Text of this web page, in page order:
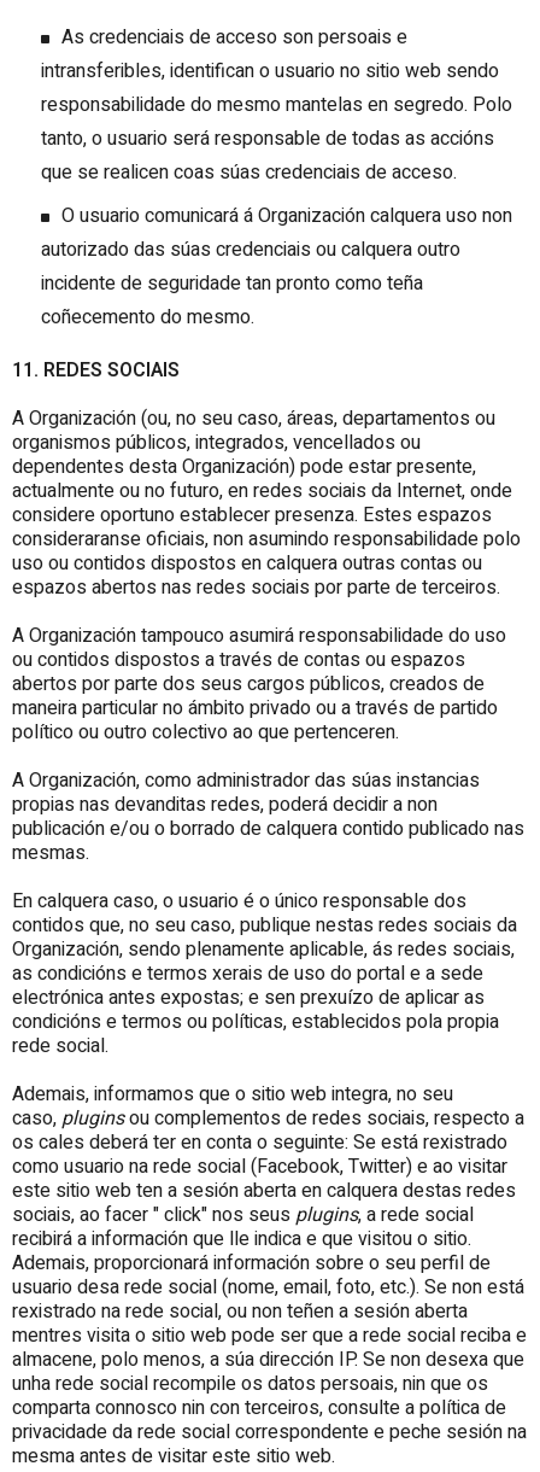
As credenciais de acceso son persoais e
intransferibles, identifican o usuario no sitio web sendo
responsabilidade do mesmo mantelas en segredo. Polo
tanto, o usuario será responsable de todas as accións
que se realicen coas súas credenciais de acceso.
O usuario comunicará á Organización calquera uso non
autorizado das súas credenciais ou calquera outro
incidente de seguridade tan pronto como teña
coñecemento do mesmo.
11. REDES SOCIAIS
A Organización (ou, no seu caso, áreas, departamentos ou
organismos públicos, integrados, vencellados ou
dependentes desta Organización) pode estar presente,
actualmente ou no futuro, en redes sociais da Internet, onde
considere oportuno establecer presenza. Estes espazos
consideraranse oficiais, non asumindo responsabilidade polo
uso ou contidos dispostos en calquera outras contas ou
espazos abertos nas redes sociais por parte de terceiros.
A Organización tampouco asumirá responsabilidade do uso
ou contidos dispostos a través de contas ou espazos
abertos por parte dos seus cargos públicos, creados de
maneira particular no ámbito privado ou a través de partido
político ou outro colectivo ao que pertenceren.
A Organización, como administrador das súas instancias
propias nas devanditas redes, poderá decidir a non
publicación e/ou o borrado de calquera contido publicado nas
mesmas.
En calquera caso, o usuario é o único responsable dos
contidos que, no seu caso, publique nestas redes sociais da
Organización, sendo plenamente aplicable, ás redes sociais,
as condicións e termos xerais de uso do portal e a sede
electrónica antes expostas; e sen prexuízo de aplicar as
condicións e termos ou políticas, establecidos pola propia
rede social.
Ademais, informamos que o sitio web integra, no seu
caso,pluginsou complementos de redes sociais, respecto a
os cales deberá ter en conta o seguinte: Se está rexistrado
como usuario na rede social (Facebook, Twitter) e ao visitar
este sitio web ten a sesión aberta en calquera destas redes
sociais, ao facer " click" nos seus plugins, a rede social
recibirá a información que lle indica e que visitou o sitio.
Ademais, proporcionará información sobre o seu perfil de
usuario desa rede social (nome, email, foto, etc.). Se non está
rexistrado na rede social, ou non teñen a sesión aberta
mentres visita o sitio web pode ser que a rede social reciba e
almacene, polo menos, a súa dirección IP. Se non desexa que
unha rede social recompile os datos persoais, nin que os
comparta connosco nin con terceiros, consulte a política de
privacidade da rede social correspondente e peche sesión na
mesma antes de visitar este sitio web.